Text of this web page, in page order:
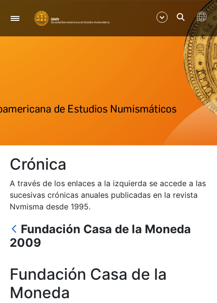
Navegación
Mostrar/Ocultar
Mostrar/Ocultar
Crónica
A través de los enlaces a la izquierda se accede a las
sucesivas crónicas anuales publicadas en la revista
Nvmisma desde 1995.
Fundación Casa de la Moneda
2009
Fundación Casa de la
Moneda